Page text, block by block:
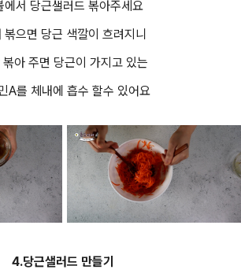
에서 당근샐러드 볶아주세요
볶으면 당근 색깔이 흐려지니
볶아 주면 당근이 가지고 있는
A를 체내에 흡수 할수 있어요
4.당근샐러드 만들기